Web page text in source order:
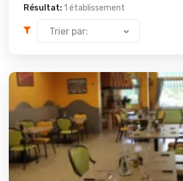
Résultat: 1 établissement
Trier par: